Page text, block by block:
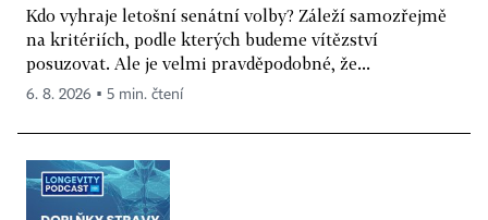
Kdo vyhraje letošní senátní volby? Záleží samozřejmě
na kritériích, podle kterých budeme vítězství
posuzovat. Ale je velmi pravděpodobné, že...
6. 8. 2026 ▪ 5 min. čtení